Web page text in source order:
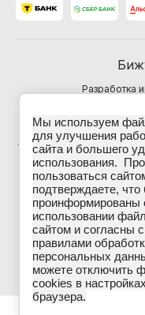
Разработка
Данные о
технические
не являются
положениями
исключительно
получения точной
товара, пожалуйста,
Мы используем
для улучшения
сайта и большего
использования.
пользоваться
подтверждаете,
проинформированы
использовании
сайтом и согласны
правилами
персональных
можете отключить
cookies в
браузера.